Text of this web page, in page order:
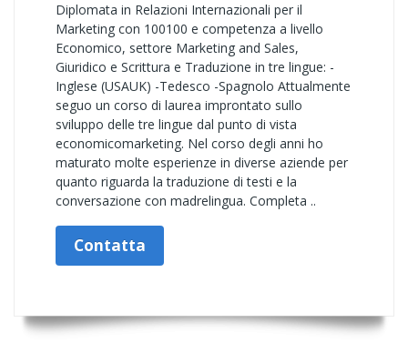
Diplomata in Relazioni Internazionali per il
Marketing con 100100 e competenza a livello
Economico, settore Marketing and Sales,
Giuridico e Scrittura e Traduzione in tre lingue: -
Inglese (USAUK) -Tedesco -Spagnolo Attualmente
seguo un corso di laurea improntato sullo
sviluppo delle tre lingue dal punto di vista
economicomarketing. Nel corso degli anni ho
maturato molte esperienze in diverse aziende per
quanto riguarda la traduzione di testi e la
conversazione con madrelingua. Completa ..
Contatta